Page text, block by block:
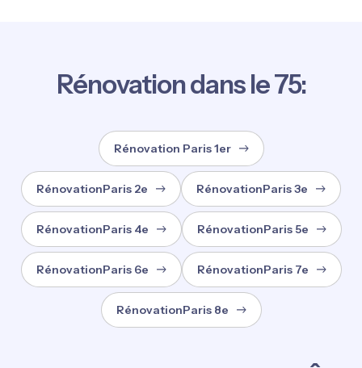
Rénovation dans le 75:
Rénovation Paris 1er
RénovationParis 2e RénovationParis 3e
RénovationParis 4e RénovationParis 5e
RénovationParis 6e RénovationParis 7e
RénovationParis 8e